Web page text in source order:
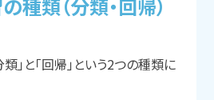
種類（分類・回帰）
」と「回帰」という2つの種類に